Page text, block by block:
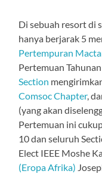
Di sebuah resort di
hanya berjarak 5
Pertempuran
Pertemuan Tahunan
Section
Comsoc Chapter,
(yang akan
Pertemuan ini
10 dan seluruh
Elect IEEE Moshe
(Eropa Afrika)